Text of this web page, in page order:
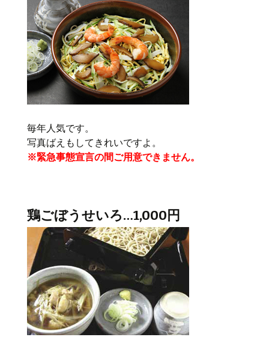
毎年人気です。
写真ばえもしてきれいですよ。
※緊急事態宣言の間ご用意できません。
鶏ごぼうせいろ…1,000円